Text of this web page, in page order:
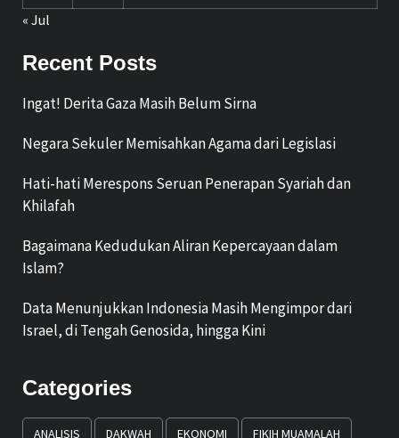
« Jul
Recent Posts
Ingat! Derita Gaza Masih Belum Sirna
Negara Sekuler Memisahkan Agama dari Legislasi
Hati-hati Merespons Seruan Penerapan Syariah dan
Khilafah
Bagaimana Kedudukan Aliran Kepercayaan dalam
Islam?
Data Menunjukkan Indonesia Masih Mengimpor dari
Israel, di Tengah Genosida, hingga Kini
Categories
ANALISIS DAKWAH EKONOMI FIKIH MUAMALAH